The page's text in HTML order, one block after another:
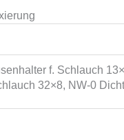
f. Schlauch
32×8, NW-0